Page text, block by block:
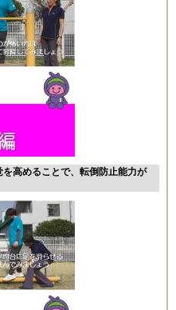
高めることで、転倒防止能力が